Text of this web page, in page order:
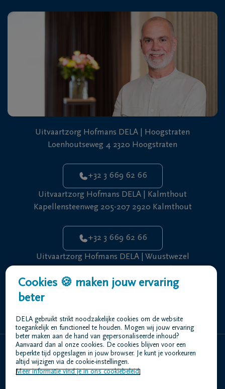
Uitvaartzorg Hofmans DELA | Hoogstraten
Loenhoutseweg 4 2320 Hoogstraten
+32 3 669 62 66
Uitvaartzorg Hofmans DELA | Kalmthout
Kapellensteenweg 205-207 2920 Kalmthout
+32 3 669 62 66
Uitvaartzorg Hofmans DELA | Wuustwezel
Home
Wie zijn we
Cookies 🍪 maken jouw ervaring
beter
DELA gebruikt strikt noodzakelijke cookies om de website
toegankelijk en functioneel te houden. Mogen wij jouw ervaring
beter maken aan de hand van gepersonaliseerde inhoud?
Aanvaard dan al onze cookies. De cookies blijven voor een
beperkte tijd opgeslagen in jouw browser. Je kunt je voorkeuren
altijd wijzigen via de cookie-instellingen.
Meer informatie vind je in ons cookiebeleid.